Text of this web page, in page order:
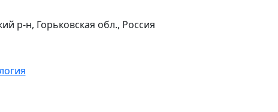
р-н, Горьковская обл., Россия